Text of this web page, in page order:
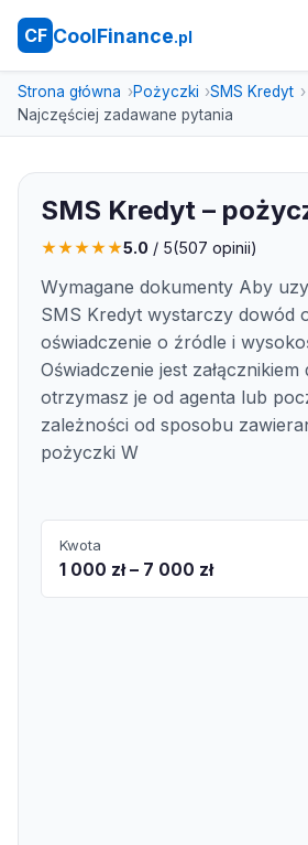
CF CoolFinance.pl
Strona główna Pożyczki
SMS Kredyt
Najczęściej zadawane pytania
SMS Kredyt –
★★★★★5.0 / 5(507 opinii)
Wymagane dokumenty Aby
SMS Kredyt wystarczy dowód
oświadczenie o źródle i
Oświadczenie jest
otrzymasz je od agenta lub
zależności od sposobu
pożyczki W
Kwota
1 000 zł – 7 000 zł